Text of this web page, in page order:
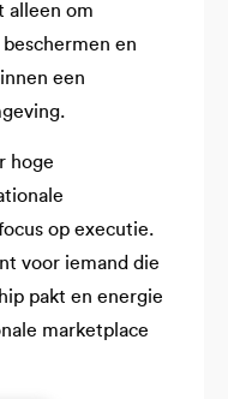
alleen om
en
een
hoge
op executie.
voor iemand die
pakt en energie
marketplace